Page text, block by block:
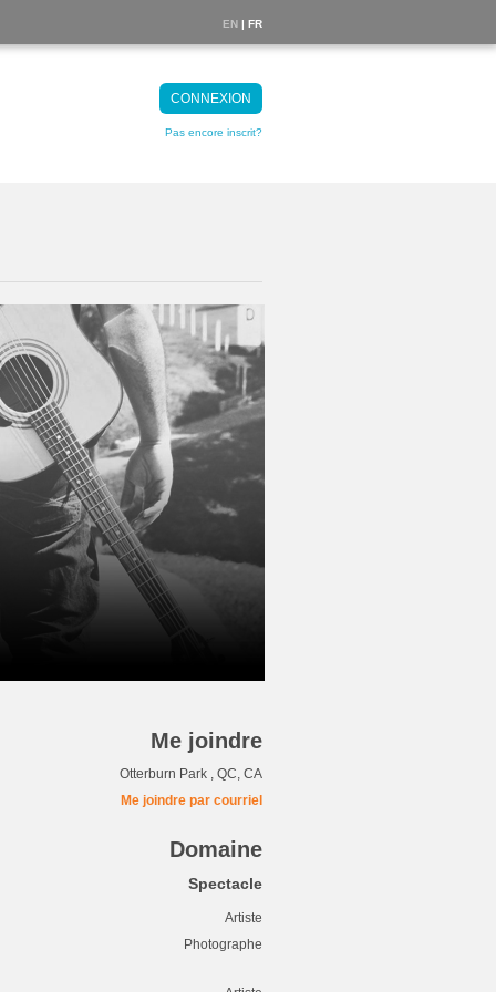
EN | FR
CONNEXION
Pas encore inscrit?
Me joindre
Otterburn Park , QC, CA
Me joindre par courriel
Domaine
Spectacle
Artiste
Photographe